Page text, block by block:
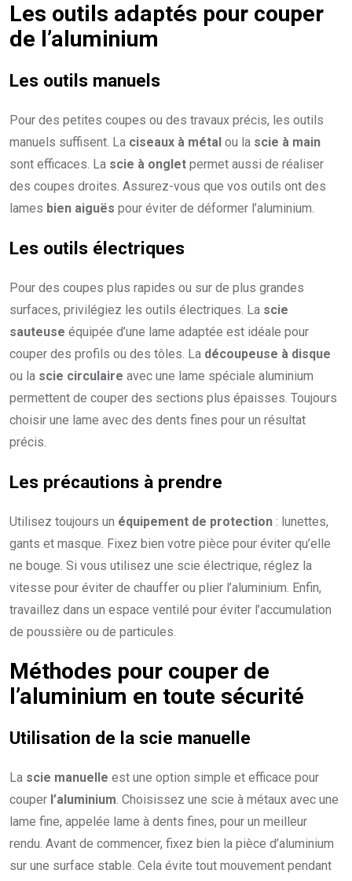
Les outils adaptés pour couper
de l’aluminium
Les outils manuels
Pour des petites coupes ou des travaux précis, les outils
manuels suffisent. La ciseaux à métal ou la scie à main
sont efficaces. La scie à onglet permet aussi de réaliser
des coupes droites. Assurez-vous que vos outils ont des
lames bien aiguës pour éviter de déformer l’aluminium.
Les outils électriques
Pour des coupes plus rapides ou sur de plus grandes
surfaces, privilégiez les outils électriques. La scie
sauteuse équipée d’une lame adaptée est idéale pour
couper des profils ou des tôles. La découpeuse à disque
ou la scie circulaire avec une lame spéciale aluminium
permettent de couper des sections plus épaisses. Toujours
choisir une lame avec des dents fines pour un résultat
précis.
Les précautions à prendre
Utilisez toujours un équipement de protection : lunettes,
gants et masque. Fixez bien votre pièce pour éviter qu’elle
ne bouge. Si vous utilisez une scie électrique, réglez la
vitesse pour éviter de chauffer ou plier l’aluminium. Enfin,
travaillez dans un espace ventilé pour éviter l’accumulation
de poussière ou de particules.
Méthodes pour couper de
l’aluminium en toute sécurité
Utilisation de la scie manuelle
La scie manuelle est une option simple et efficace pour
couper l’aluminium. Choisissez une scie à métaux avec une
lame fine, appelée lame à dents fines, pour un meilleur
rendu. Avant de commencer, fixez bien la pièce d’aluminium
sur une surface stable. Cela évite tout mouvement pendant